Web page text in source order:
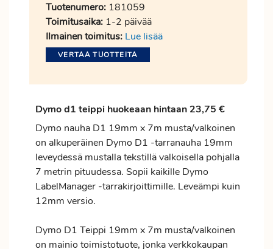
Tuotenumero: 181059
Toimitusaika: 1-2 päivää
Ilmainen toimitus: Lue lisää
VERTAA TUOTTEITA
Dymo d1 teippi huokeaan hintaan 23,75 €
Dymo nauha D1 19mm x 7m musta/valkoinen
on alkuperäinen Dymo D1 -tarranauha 19mm
leveydessä mustalla tekstillä valkoisella pohjalla
7 metrin pituudessa. Sopii kaikille Dymo
LabelManager -tarrakirjoittimille. Leveämpi kuin
12mm versio.
Dymo D1 Teippi 19mm x 7m musta/valkoinen
on mainio toimistotuote, jonka verkkokaupan